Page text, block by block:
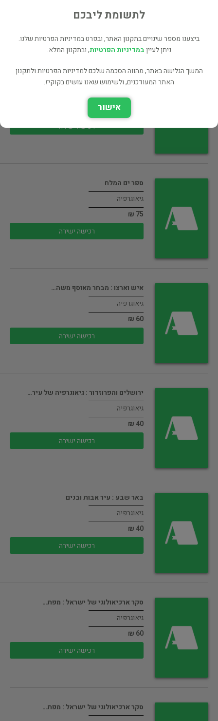
רכישה ישירה
הר יהודה : לקט מסלולים
גיאוגרפיה
רכישה ישירה
ספר ים המלח
גיאוגרפיה
75 ₪
רכישה ישירה
איש וארצו : מבחר מאוסף משה…
גיאוגרפיה
60 ₪
רכישה ישירה
ירושלים והפרוזדור : גיאוגרפיה של עיר…
גיאוגרפיה
40 ₪
רכישה ישירה
באר שבע : עיר אבות ובנים
גיאוגרפיה
40 ₪
רכישה ישירה
סקר ארכיאולוגי של ישראל : מפת…
גיאוגרפיה
60 ₪
רכישה ישירה
סקר ארכיאולוגי של ישראל : מפת…
לתשומת ליבכם
ביצענו מספר שינויים בתקנון האתר, ובפרט במדיניות הפרטיות שלנו.
ניתן לעייןבמדיניות הפרטיות, ובתקנון המלא.
המשך הגלישה באתר, מהווה הסכמה שלכם למדיניות הפרטיות ולתקנון
האתר המעודכנים, ולשימוש שאנו עושים בקוקיז.
אישור